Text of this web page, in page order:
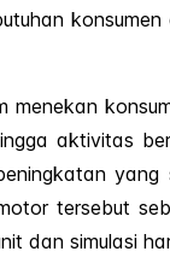
aktivitas
tersebut
dan simulasi